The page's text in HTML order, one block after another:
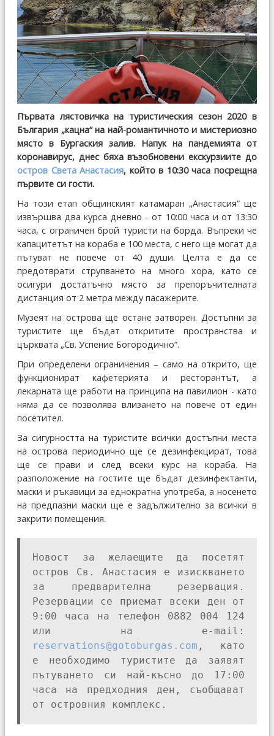
Първата лястовичка на туристическия сезон 2020 в
България „кацна“ на най-романтичното и мистериозно
място в Бургаския залив. Напук на пандемията от
коронавирус, днес бяха възобновени екскурзиите до
остров Света Анастасия, който в 10:30 часа посрещна
първите си гости.
На този етап общинският катамаран „Анастасия“ ще
извършва два курса дневно - от 10:00 часа и от 13:30
часа, с ограничен брой туристи на борда. Въпреки че
капацитетът на кораба е 100 места, с него ще могат да
пътуват не повече от 40 души. Целта е да се
предотврати струпването на много хора, като се
осигури достатъчно място за препоръчителната
дистанция от 2 метра между пасажерите.
Музеят на острова ще остане затворен. Достъпни за
туристите ще бъдат откритите пространства и
църквата „Св. Успение Богородично“.
При определени ограничения – само на открито, ще
функционират кафетерията и ресторантът, а
лекарната ще работи на принципа на павилион - като
няма да се позволява влизането на повече от един
посетител.
За сигурността на туристите всички достъпни места
на острова периодично ще се дезинфекцират, това
ще се прави и след всеки курс на кораба. На
разположение на гостите ще бъдат дезинфектанти,
маски и ръкавици за еднократна употреба, а носенето
на предпазни маски ще е задължително за всички в
закрити помещения.
Новост за желаещите да посетят
остров Св. Анастасия е изискването
за предварителна резервация.
Резервации се приемат всеки ден от
9:00 часа на телефон 0882 004 124
или на e-mail:
reservations@gotoburgas.com , като
е необходимо туристите да заявят
пътуването си най-късно до 17:00
часа на предходния ден, съобщават
от островния комплекс.